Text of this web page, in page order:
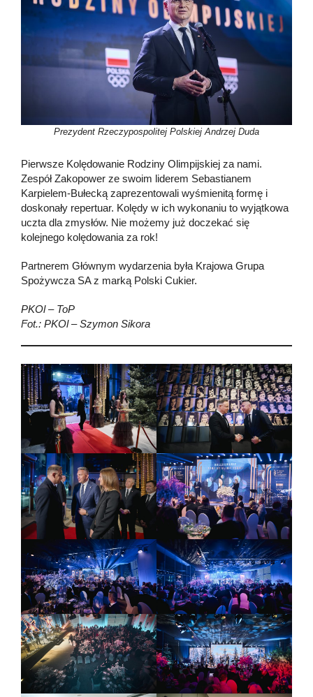
Prezydent Rzeczypospolitej Polskiej Andrzej Duda
Pierwsze Kolędowanie Rodziny Olimpijskiej za nami.
Zespół Zakopower ze swoim liderem Sebastianem
Karpielem-Bułecką zaprezentowali wyśmienitą formę i
doskonały repertuar. Kolędy w ich wykonaniu to wyjątkowa
uczta dla zmysłów. Nie możemy już doczekać się
kolejnego kolędowania za rok!
Partnerem Głównym wydarzenia była Krajowa Grupa
Spożywcza SA z marką Polski Cukier.
PKOl – ToP
Fot.: PKOl – Szymon Sikora